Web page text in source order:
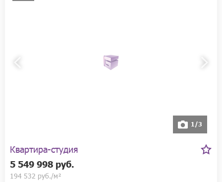
1/3
Квартира-студия
5 549 998 руб.
194 532 руб./м²